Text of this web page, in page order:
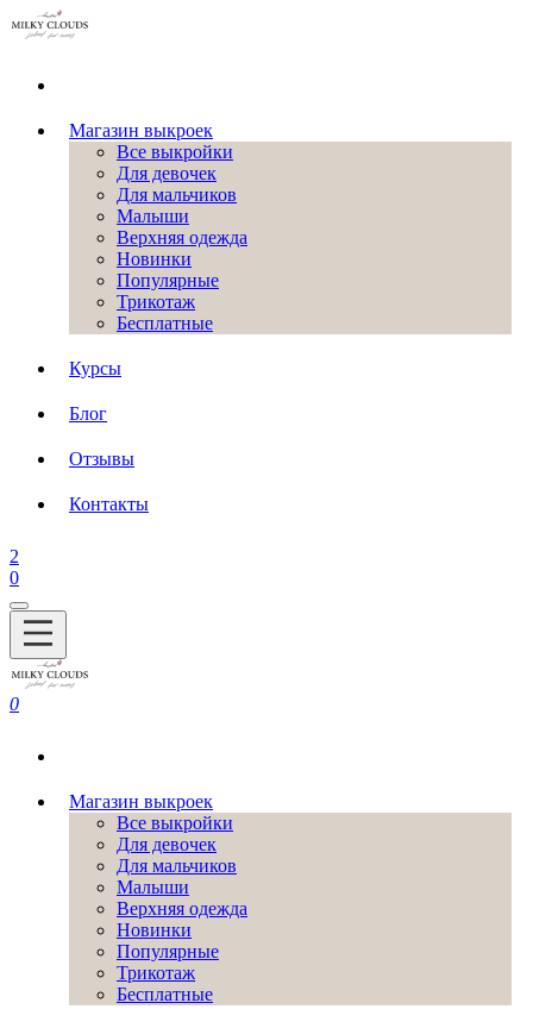
Магазин выкроек
Все выкройки
Для девочек
Для мальчиков
Малыши
Верхняя одежда
Новинки
Популярные
Трикотаж
Бесплатные
Курсы
Блог
Отзывы
Контакты
2
0
0
Магазин выкроек
Все выкройки
Для девочек
Для мальчиков
Малыши
Верхняя одежда
Новинки
Популярные
Трикотаж
Бесплатные